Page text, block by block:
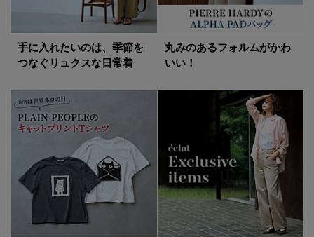
手に入れたいのは、季節を
つなぐリュクスな日常着
丸みのあるフォルムがかわ
いい！